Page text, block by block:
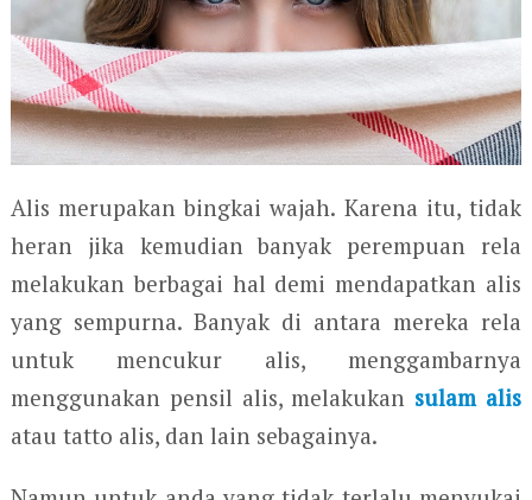
Alis merupakan bingkai wajah. Karena itu, tidak
heran jika kemudian banyak perempuan rela
melakukan berbagai hal demi mendapatkan alis
yang sempurna. Banyak di antara mereka rela
untuk mencukur alis, menggambarnya
menggunakan pensil alis, melakukan sulam alis
atau tatto alis, dan lain sebagainya.